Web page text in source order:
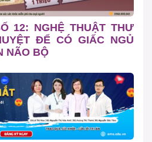
12: NGHỆ THUẬT THƯ
ĐỂ CÓ GIẤC NGỦ
NÃO BỘ